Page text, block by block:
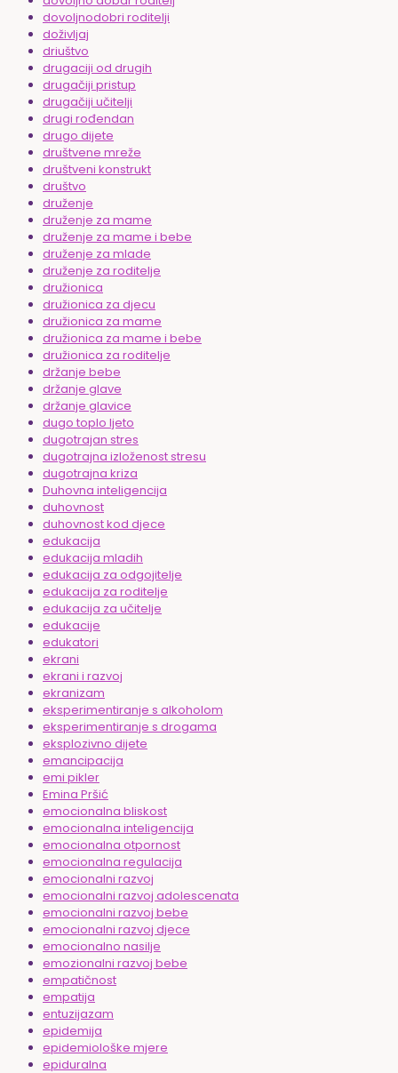
dovoljnodobri roditelji
doživljaj
driuštvo
drugaciji od drugih
drugačiji pristup
drugačiji učitelji
drugi rođendan
drugo dijete
društvene mreže
društveni konstrukt
društvo
druženje
druženje za mame
druženje za mame i bebe
druženje za mlade
druženje za roditelje
družionica
družionica za djecu
družionica za mame
družionica za mame i bebe
družionica za roditelje
držanje bebe
držanje glave
držanje glavice
dugo toplo ljeto
dugotrajan stres
dugotrajna izloženost stresu
dugotrajna kriza
Duhovna inteligencija
duhovnost
duhovnost kod djece
edukacija
edukacija mladih
edukacija za odgojitelje
edukacija za roditelje
edukacija za učitelje
edukacije
edukatori
ekrani
ekrani i razvoj
ekranizam
eksperimentiranje s alkoholom
eksperimentiranje s drogama
eksplozivno dijete
emancipacija
emi pikler
Emina Pršić
emocionalna bliskost
emocionalna inteligencija
emocionalna otpornost
emocionalna regulacija
emocionalni razvoj
emocionalni razvoj adolescenata
emocionalni razvoj bebe
emocionalni razvoj djece
emocionalno nasilje
emozionalni razvoj bebe
empatičnost
empatija
entuzijazam
epidemija
epidemiološke mjere
epiduralna